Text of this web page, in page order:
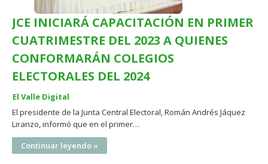
JCE INICIARÁ CAPACITACIÓN EN PRIMER
CUATRIMESTRE DEL 2023 A QUIENES
CONFORMARÁN COLEGIOS
ELECTORALES DEL 2024
El Valle Digital
El presidente de la Junta Central Electoral, Román Andrés Jáquez
Liranzo, informó que en el primer…
Continuar leyendo »